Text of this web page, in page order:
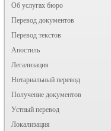
Об услугах бюро
Перевод документов
Перевод текстов
Апостиль
Легализация
Нотариальный перевод
Получение документов
Устный перевод
Локализация